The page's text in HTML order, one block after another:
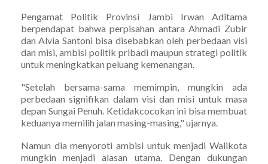
Pengamat Politik Provinsi Jambi Irwan Aditama
berpendapat bahwa perpisahan antara Ahmadi Zubir
dan Alvia Santoni bisa disebabkan oleh perbedaan visi
dan misi, ambisi politik pribadi maupun strategi politik
untuk meningkatkan peluang kemenangan.
"Setelah bersama-sama memimpin, mungkin ada
perbedaan signifikan dalam visi dan misi untuk masa
depan Sungai Penuh. Ketidakcocokan ini bisa membuat
keduanya memilih jalan masing-masing," ujarnya.
Namun dia menyoroti ambisi untuk menjadi Walikota
mungkin menjadi alasan utama. Dengan dukungan